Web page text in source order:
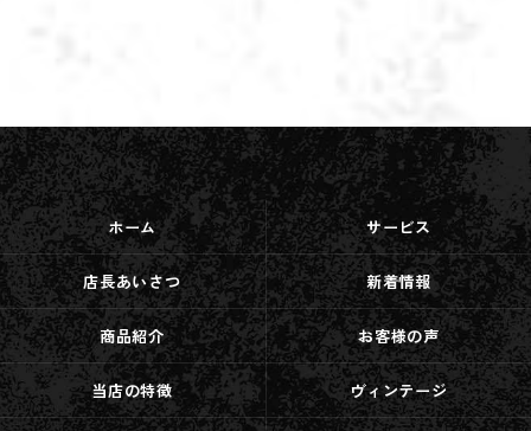
ホーム サービス
店長あいさつ 新着情報
商品紹介 お客様の声
当店の特徴 ヴィンテージ